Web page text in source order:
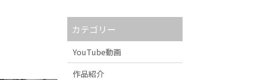
カテゴリー
YouTube動画
作品紹介